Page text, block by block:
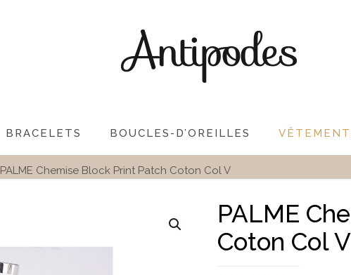
BRACELETS BOUCLES-D’OREILLES
PALME Chemise Block Print Patch Coton Col V
PALME
Coton Col V